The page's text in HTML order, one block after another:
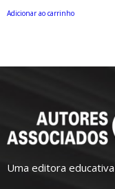
Adicionar ao carrinho
Uma editora